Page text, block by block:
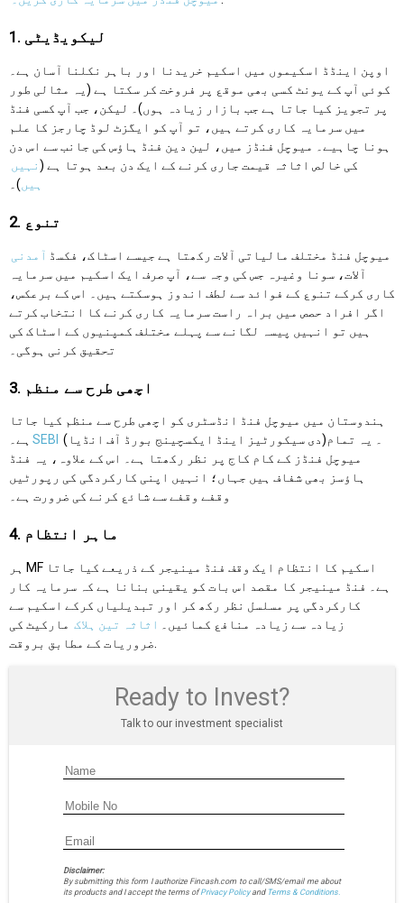
1. لیکویڈیٹی
اوپن اینڈڈ اسکیموں میں اسکیم خریدنا اور باہر نکلنا آسان ہے۔
کوئی آپ کے یونٹ کسی بھی موقع پر فروخت کر سکتا ہے (یہ مثالی طور
پر تجویز کیا جاتا ہے جب بازار زیادہ ہوں)۔ لیکن، جب آپ کسی فنڈ
میں سرمایہ کاری کرتے ہیں، تو آپ کو ایگزٹ لوڈ چارجز کا علم
ہونا چاہیے۔ میوچل فنڈز میں، لین دین فنڈ ہاؤس کی جانب سے اس دن
کی خالص اثاثہ قیمت جاری کرنے کے ایک دن بعد ہوتا ہے (نہیں
ہیں)۔
2. تنوع
میوچل فنڈ مختلف مالیاتی آلات رکھتا ہے جیسے اسٹاک، فکسڈ آمدنی
آلات، سونا وغیرہ جس کی وجہ سے، آپ صرف ایک اسکیم میں سرمایہ
کاری کرکے تنوع کے فوائد سے لطف اندوز ہوسکتے ہیں۔ اس کے برعکس،
اگر افراد حصص میں براہ راست سرمایہ کاری کرنے کا انتخاب کرتے
ہیں تو انہیں پیسہ لگانے سے پہلے مختلف کمپنیوں کے اسٹاک کی
تحقیق کرنی ہوگی۔
3. اچھی طرح سے منظم
ہندوستان میں میوچل فنڈ انڈسٹری کو اچھی طرح سے منظم کیا جاتا
ہے۔ SEBI (دی سیکورٹیز اینڈ ایکسچینج بورڈ آف انڈیا)۔ یہ تمام
میوچل فنڈز کے کام کاج پر نظر رکھتا ہے۔ اس کے علاوہ، یہ فنڈ
ہاؤسز بھی شفاف ہیں جہاں؛ انہیں اپنی کارکردگی کی رپورٹیں
وقفے وقفے سے شائع کرنے کی ضرورت ہے۔
4. ماہر انتظام
ہر MF اسکیم کا انتظام ایک وقف فنڈ مینیجر کے ذریعے کیا جاتا
ہے۔ فنڈ مینیجر کا مقصد اس بات کو یقینی بنانا ہے کہ سرمایہ کار
کارکردگی پر مسلسل نظر رکھ کر اور تبدیلیاں کرکے اسکیم سے
زیادہ سے زیادہ منافع کمائیں۔ اثاثہ تین ہلاک مارکیٹ کی
ضروریات کے مطابق بروقت.
Ready to Invest?
Talk to our investment specialist
Disclaimer:
By submitting this form I authorize Fincash.com to call/SMS/email me about
its products and I accept the terms ofPrivacy Policyand Terms & Conditions.